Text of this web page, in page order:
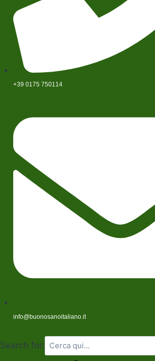
+39 0175 750114
info@buonosanoitaliano.it
Search for: